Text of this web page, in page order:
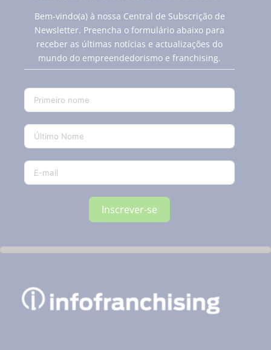
Bem-vindo(a) à nossa Central de Subscrição de
Newsletter. Preencha o formulário abaixo para
receber as últimas notícias e actualizações do
mundo do empreendedorismo e franchising.
Inscrever-se